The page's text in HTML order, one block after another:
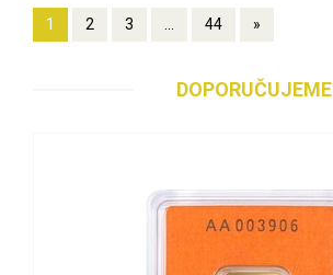
1 2 3 ... 44 »
DOPORUČUJEME